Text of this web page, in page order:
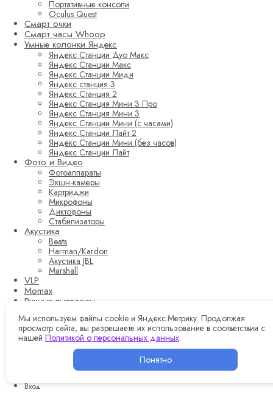
Портативные консоли
Oculus Quest
Смарт очки
Смарт часы Whoop
Умные колонки Яндекс
Яндекс Станции Дуо Макс
Яндекс Станции Макс
Яндекс Станции Миди
Яндекс станция 3
Яндекс Станция 2
Яндекс Станция Мини 3 Про
Яндекс Станция Мини 3
Яндекс Станции Мини (с часами)
Яндекс Станции Лайт 2
Яндекс Станции Мини (без часов)
Яндекс Станции Лайт
Фото и Видео
Фотоаппараты
Экшн-камеры
Картриджи
Микрофоны
Диктофоны
Стабилизаторы
Акустика
Beats
Harman/Kardon
Акустика JBL
Marshall
VLP
Momax
Ручные пылесосы
Роботы-стеклоочистители
Преимущества AppMag
Оплата и доставка
Вход
Мы используем файлы cookie и Яндекс.Метрику. Продолжая
просмотр сайта, вы разрешаете их использование в соответствии с
нашей Политикой о персональных данных.
Понятно